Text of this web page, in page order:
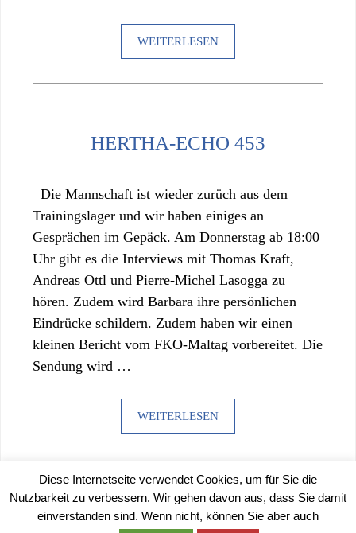
WEITERLESEN
HERTHA-ECHO 453
Die Mannschaft ist wieder zurüch aus dem
Trainingslager und wir haben einiges an
Gesprächen im Gepäck. Am Donnerstag ab 18:00
Uhr gibt es die Interviews mit Thomas Kraft,
Andreas Ottl und Pierre-Michel Lasogga zu
hören. Zudem wird Barbara ihre persönlichen
Eindrücke schildern. Zudem haben wir einen
kleinen Bericht vom FKO-Maltag vorbereitet. Die
Sendung wird …
WEITERLESEN
Diese Internetseite verwendet Cookies, um für Sie die
Nutzbarkeit zu verbessern. Wir gehen davon aus, dass Sie damit
einverstanden sind. Wenn nicht, können Sie aber auch